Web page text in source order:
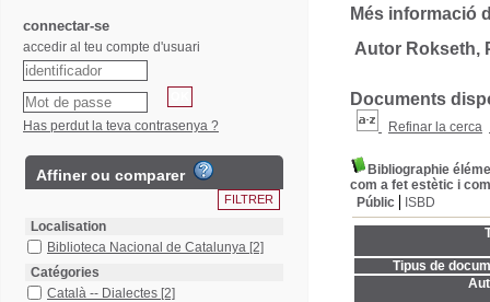
Més informació
Autor Rokseth,
Documents
Refinar la cerca
Bibliographie
com a fet estètic i
Públic
ISBD
Tipus de
connectar-se
accedir al teu compte d'usuari
Has perdut la teva contrasenya ?
Affiner ou comparer
Localisation
Biblioteca Nacional de Catalunya [2]
Catégories
Català -- Dialectes [2]